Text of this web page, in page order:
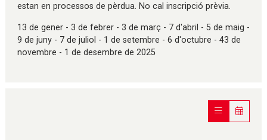
estan en processos de pèrdua. No cal inscripció prèvia.
13 de gener - 3 de febrer - 3 de març - 7 d'abril - 5 de maig -
9 de juny - 7 de juliol - 1 de setembre - 6 d'octubre - 43 de
novembre - 1 de desembre de 2025